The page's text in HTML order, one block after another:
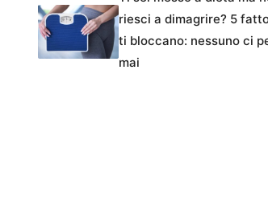
riesci a dimagrire? 5
ti bloccano: nessuno ci
mai